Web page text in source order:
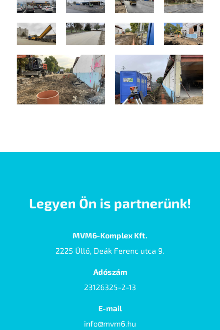
Legyen Ön is partnerünk!
MVM6-Komplex Kft.
2225 Üllő, Deák Ferenc utca 9.
Adószám
23126325-2-13
E-mail
info@mvm6.hu